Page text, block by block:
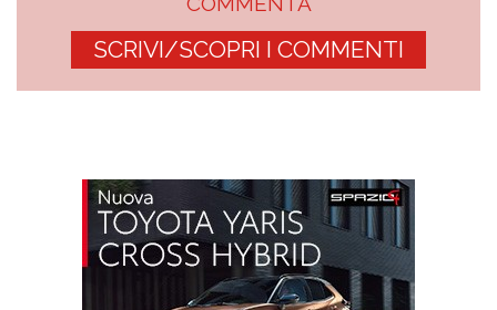
SCRIVI/SCOPRI I COMMENTI